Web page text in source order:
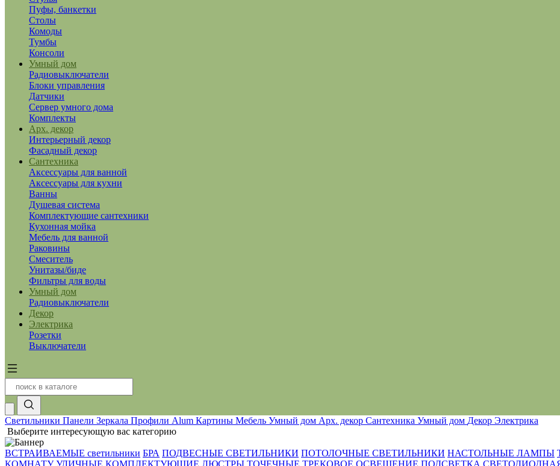
Пуфы, банкетки
Столы
Комоды
Тумбы
Консоли
Умный дом
Радиовыключатели
Блоки управления
Датчики
Сервер умного дома
Комплекты
Арх. декор
Интерьерный декор
Фасадный декор
Сантехника
Аксессуары для ванной
Аксессуары для кухни
Ванны
Душевая система
Комплектующие сантехники
Кухонная мойка
Мебель для ванной
Раковины
Смеситель
Унитазы/биде
Фильтры для воды
Умный дом
Радиовыключатели
Декор
Электрика
Розетки
Выключатели
Светильники Панели Зеркала Профили Alum Картины Мебель Умный дом Арх. декор Сантехника Умный дом Декор Электрика
Выберите интересующую вас категорию
ВСТРАИВАЕМЫЕ светильники БРА ПОДВЕСНЫЕ СВЕТИЛЬНИКИ ПОТОЛОЧНЫЕ СВЕТИЛЬНИКИ НАСТОЛЬНЫЕ ЛАМПЫ
КОМНАТУ УЛИЧНЫЕ КОМПЛЕКТУЮЩИЕ ЛЮСТРЫ ТОЧЕЧНЫЕ ТРЕКОВОЕ ОСВЕЩЕНИЕ ПОДСВЕТКА